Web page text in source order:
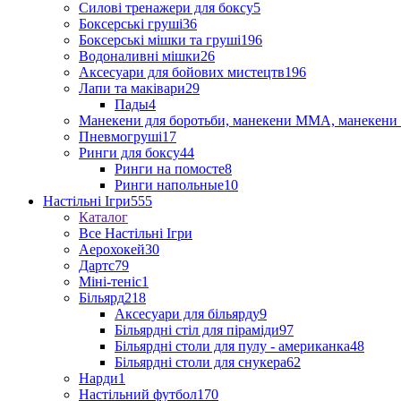
Силові тренажери для боксу5
Боксерські груші36
Боксерські мішки та груші196
Водоналивні мішки26
Аксесуари для бойових мистецтв196
Лапи та маківари29
Пады4
Манекени для боротьби, манекени ММА, манекени
Пневмогруші17
Ринги для боксу44
Ринги на помосте8
Ринги напольные10
Настільні Ігри555
Каталог
Все Настільні Ігри
Аерохокей30
Дартс79
Міні-теніс1
Більярд218
Аксесуари для більярду9
Більярдні стіл для піраміди97
Більярдні столи для пулу - американка48
Більярдні столи для снукера62
Нарди1
Настільний футбол170